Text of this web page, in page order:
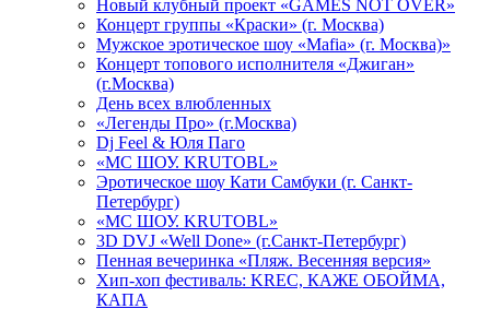
Новый клубный проект «GAMES NOT OVER»
Концерт группы «Краски» (г. Москва)
Мужское эротическое шоу «Mafia» (г. Москва)»
Концерт топового исполнителя «Джиган»
(г.Москва)
День всех влюбленных
«Легенды Про» (г.Москва)
Dj Feel & Юля Паго
«МС ШОУ. KRUTOBL»
Эротическое шоу Кати Самбуки (г. Санкт-
Петербург)
«МС ШОУ. KRUTOBL»
3D DVJ «Well Done» (г.Санкт-Петербург)
Пенная вечеринка «Пляж. Весенняя версия»
Хип-хоп фестиваль: KREC, КАЖЕ ОБОЙМА,
КАПА